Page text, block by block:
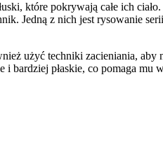
które pokrywają całe ich
Jedną z nich jest rysowanie
użyć techniki zacieniania, aby
płaskie, co pomaga mu